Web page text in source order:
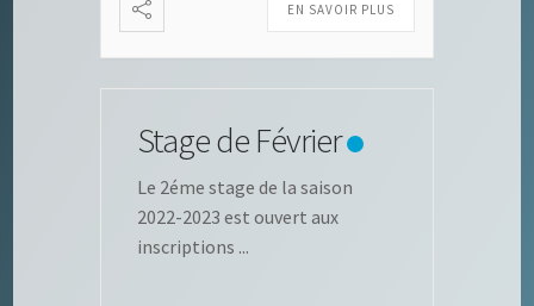
EN SAVOIR PLUS
Stage de Février
Le 2éme stage de la saison
2022-2023 est ouvert aux
inscriptions ...